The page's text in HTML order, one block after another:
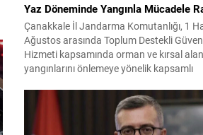
Yaz Döneminde Yangınla Mücadele
Çanakkale İl Jandarma Komutanlığı, 1
Ağustos arasında Toplum Destekli
Hizmeti kapsamında orman ve kırsal alan
yangınlarını önlemeye yönelik kapsamlı
görev yapan 178 tim ve 742 personel,
aktif olarak halkı bilinçlendirdi ve denetim
faaliyetleri gerçekleştirdi. Faaliyetler